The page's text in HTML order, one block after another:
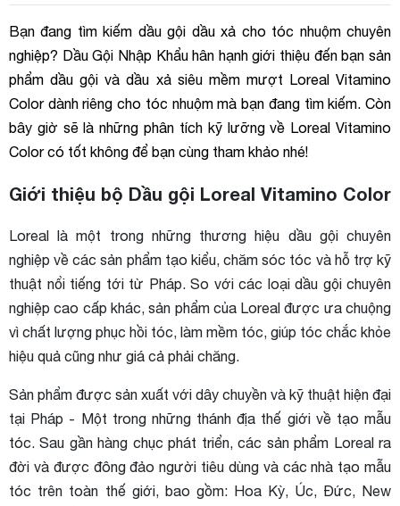
Bạn đang tìm kiếm dầu gội dầu xả cho tóc nhuộm chuyên
nghiệp? Dầu Gội Nhập Khẩu hân hạnh giới thiệu đến bạn sản
phẩm dầu gội và dầu xả siêu mềm mượt Loreal Vitamino
Color dành riêng cho tóc nhuộm mà bạn đang tìm kiếm. Còn
bây giờ sẽ là những phân tích kỹ lưỡng về Loreal Vitamino
Color có tốt không để bạn cùng tham khảo nhé!
Giới thiệu bộ Dầu gội Loreal Vitamino Color
Loreal là một trong những thương hiệu dầu gội chuyên
nghiệp về các sản phẩm tạo kiểu, chăm sóc tóc và hỗ trợ kỹ
thuật nổi tiếng tới từ Pháp. So với các loại dầu gội chuyên
nghiệp cao cấp khác, sản phẩm của Loreal được ưa chuộng
vì chất lượng phục hồi tóc, làm mềm tóc, giúp tóc chắc khỏe
hiệu quả cũng như giá cả phải chăng.
Sản phẩm được sản xuất với dây chuyền và kỹ thuật hiện đại
tại Pháp - Một trong những thánh địa thế giới về tạo mẫu
tóc. Sau gần hàng chục phát triển, các sản phẩm Loreal ra
đời và được đông đảo người tiêu dùng và các nhà tạo mẫu
tóc trên toàn thế giới, bao gồm: Hoa Kỳ, Úc, Đức, New